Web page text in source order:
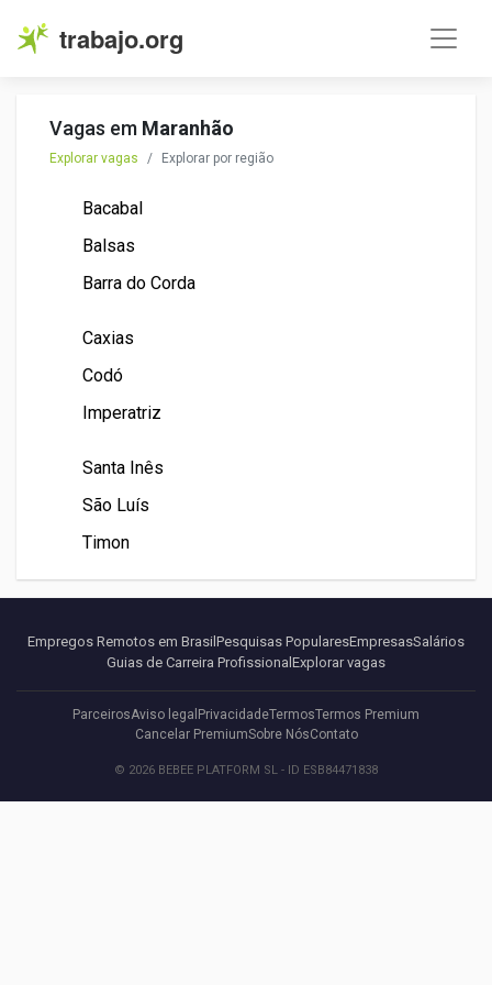
trabajo.org
Vagas em Maranhão
Explorar vagas Explorar por região
Bacabal
Balsas
Barra do Corda
Caxias
Codó
Imperatriz
Santa Inês
São Luís
Timon
Empregos Remotos em Brasil Pesquisas PopularesEmpresasSalários
Guias de Carreira Profissional Explorar vagas
ParceirosAviso legal PrivacidadeTermosTermos Premium
Cancelar PremiumSobre NósContato
© 2026 BEBEE PLATFORM SL - ID ESB84471838